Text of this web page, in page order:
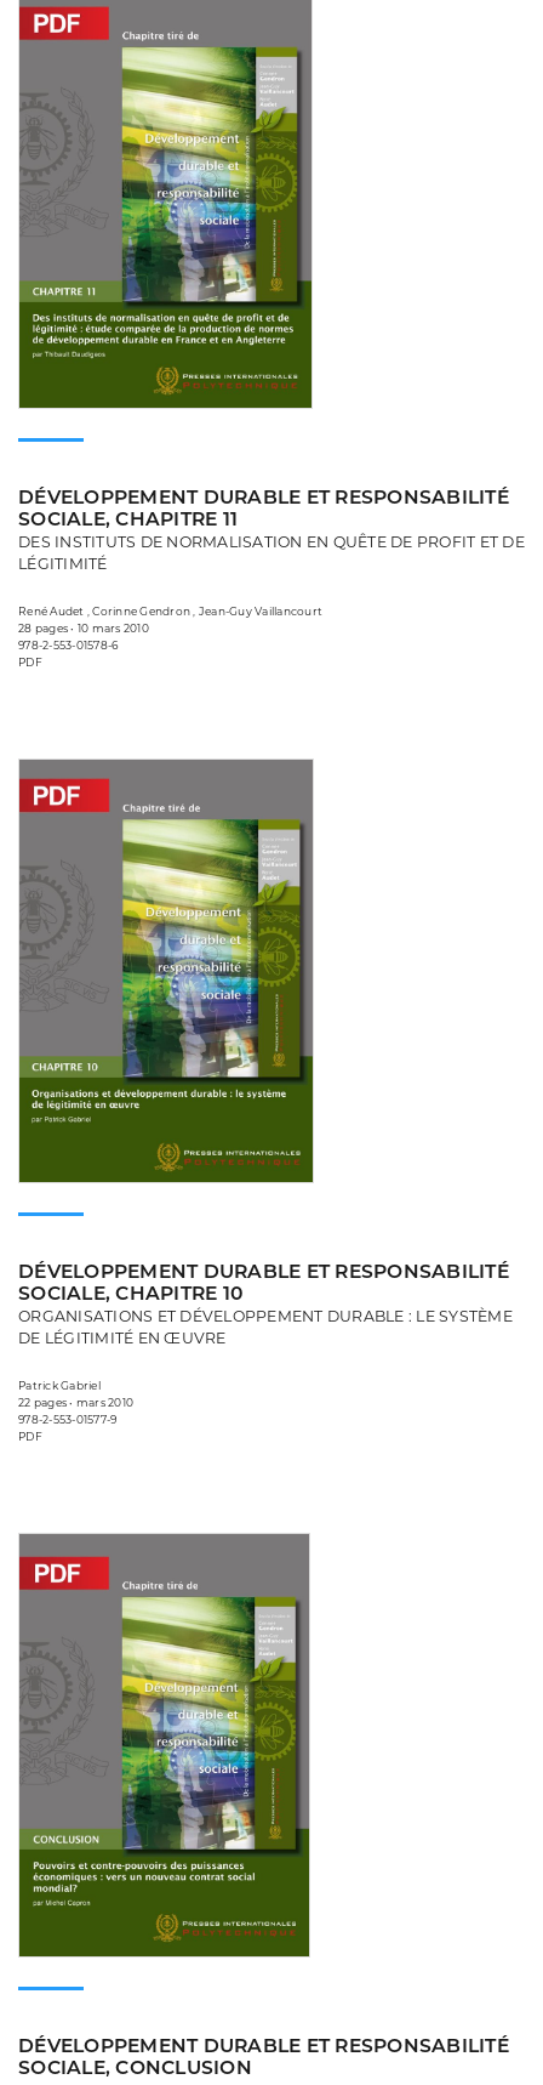
DÉVELOPPEMENT DURABLE ET RESPONSABILITÉ
SOCIALE, CHAPITRE 11
DES INSTITUTS DE NORMALISATION EN QUÊTE DE PROFIT ET DE
LÉGITIMITÉ
René Audet , Corinne Gendron , Jean-Guy Vaillancourt
28 pages • 10 mars 2010
978-2-553-01578-6
PDF
DÉVELOPPEMENT DURABLE ET RESPONSABILITÉ
SOCIALE, CHAPITRE 10
ORGANISATIONS ET DÉVELOPPEMENT DURABLE : LE SYSTÈME
DE LÉGITIMITÉ EN ŒUVRE
Patrick Gabriel
22 pages • mars 2010
978-2-553-01577-9
PDF
DÉVELOPPEMENT DURABLE ET RESPONSABILITÉ
SOCIALE, CONCLUSION